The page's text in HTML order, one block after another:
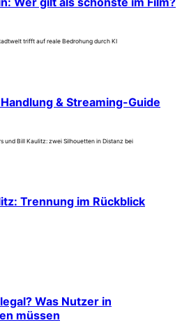
& Streaming-Guide
Trennung im Rückblick
Was Nutzer in
müssen